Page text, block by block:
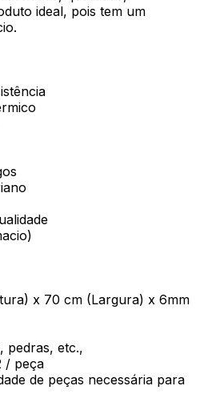
ideal, pois tem um
x 70 cm (Largura) x 6mm
pedras, etc.,
/ peça
de peças necessária para